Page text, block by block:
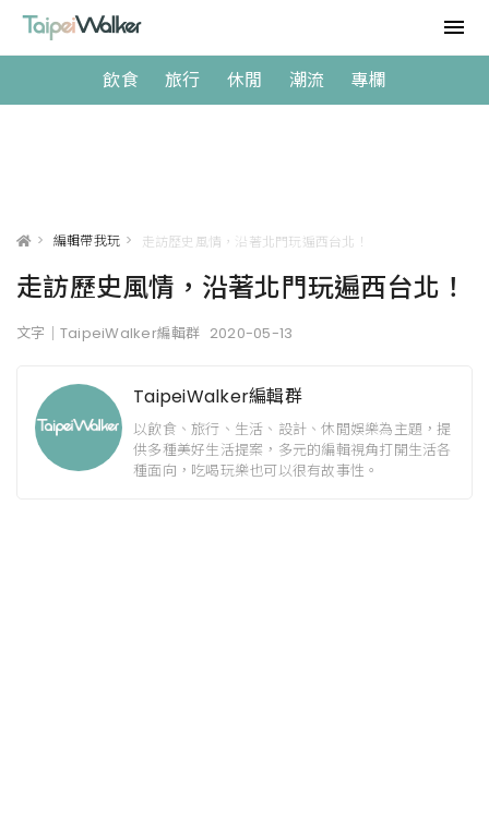
飲食 旅行 休閒 潮流 專欄
> 編輯帶我玩 > 走訪歷史風情，沿著北門玩遍西台北！
走訪歷史風情，沿著北門玩遍西台北！
文字｜TaipeiWalker編輯群 2020-05-13
TaipeiWalker編輯群
以飲食、旅行、生活、設計、休閒娛樂為主題，提
供多種美好生活提案，多元的編輯視角打開生活各
種面向，吃喝玩樂也可以很有故事性。